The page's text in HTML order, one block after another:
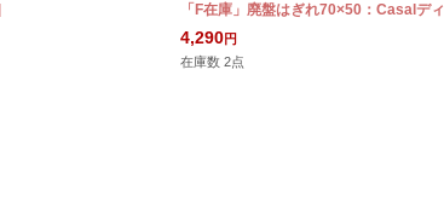
「F在庫」廃盤はぎれ70×50：Casalデ
4,290円
在庫数 2点